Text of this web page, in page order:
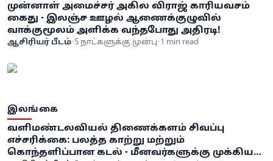
முன்னாள் அமைச்சர் அகில விராஜ் காரியவசம்
கைது - இலஞ்ச ஊழல் ஆணைக்குழுவில்
வாக்குமூலம் அளிக்க வந்தபோது அதிரடி!
ஆசிரியர் பீடம்•5 நாட்களுக்கு முன்பு•1 min read
இலங்கை
வளிமண்டலவியல் திணைக்களம் சிவப்பு
எச்சரிக்கை: பலத்த காற்று மற்றும்
கொந்தளிப்பான கடல் - மீனவர்களுக்கு முக்கிய